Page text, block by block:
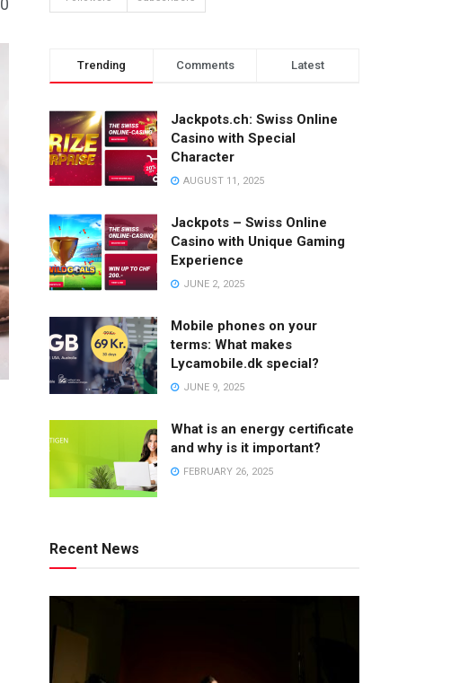
0
Trending Comments Latest
Jackpots.ch: Swiss Online
Casino with Special
Character
AUGUST 11, 2025
Jackpots – Swiss Online
Casino with Unique Gaming
Experience
JUNE 2, 2025
Mobile phones on your
terms: What makes
Lycamobile.dk special?
JUNE 9, 2025
What is an energy certificate
and why is it important?
FEBRUARY 26, 2025
Recent News